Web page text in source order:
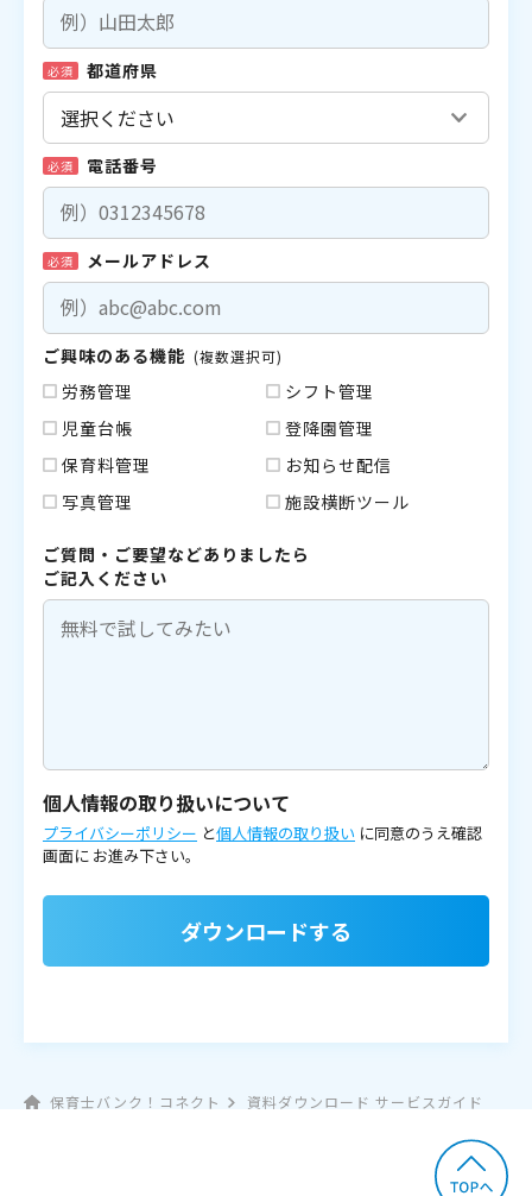
必須 都道府県
必須 電話番号
必須 メールアドレス
ご興味のある機能 (複数選択可)
労務管理
シフト管理
児童台帳
登降園管理
保育料管理
お知らせ配信
写真管理
施設横断ツール
ご質問・ご要望などありましたら
ご記入ください
個人情報の取り扱いについて
プライバシーポリシー と個人情報の取り扱い に同意のうえ確認
画面に お進み下さい。
ダウンロードする
保育士バンク！コネクト 資料ダウンロード サービスガイド